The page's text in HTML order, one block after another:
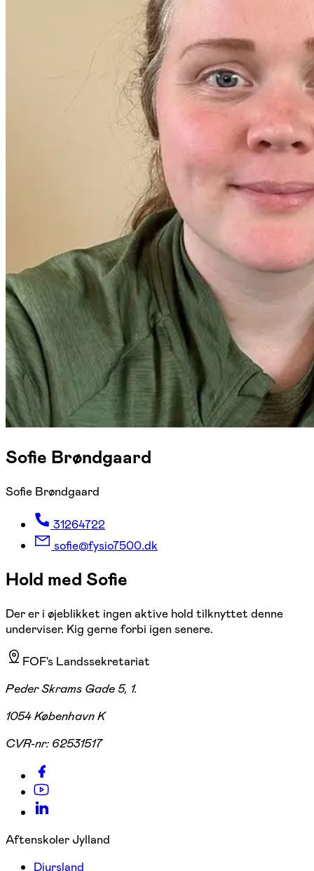
Sofie Brøndgaard
Sofie Brøndgaard
31264722
sofie@fysio7500.dk
Hold med Sofie
Der er i øjeblikket ingen aktive hold tilknyttet denne
underviser. Kig gerne forbi igen senere.
FOF's Landssekretariat
Peder Skrams Gade 5, 1.
1054 København K
CVR-nr: 62531517
Aftenskoler Jylland
Djursland